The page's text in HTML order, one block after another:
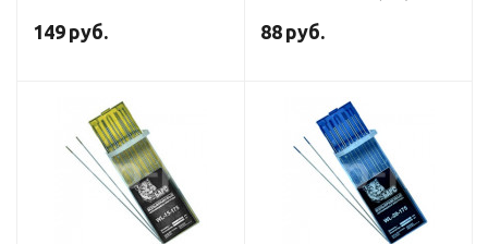
(фиолетовый) AC/DC
149 руб.
нерж.+цвет.мет., серые),
для ручной сварки
88 руб.